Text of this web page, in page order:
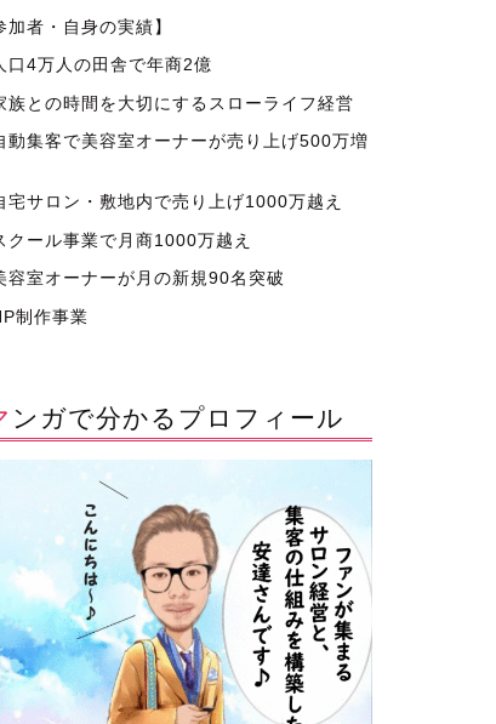
加者・自身の実績】
口4万人の田舎で年商2億
族との時間を大切にするスローライフ経営
動集客で美容室オーナーが売り上げ500万増
宅サロン・敷地内で売り上げ1000万越え
クール事業で月商1000万越え
容室オーナーが月の新規90名突破
制作事業
マンガで分かるプロフィール